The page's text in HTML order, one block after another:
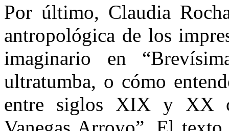
Por último, Claudia
antropológica de los
imaginario en
ultratumba, o cómo
entre siglos XIX y XX